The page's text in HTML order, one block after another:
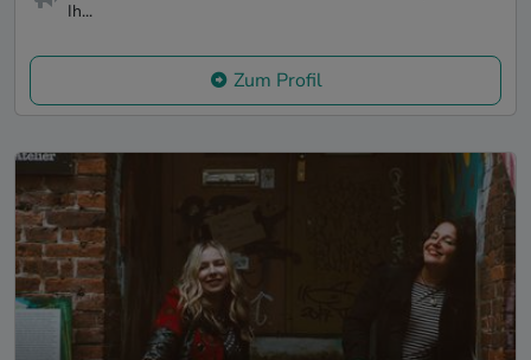
Ih...
Zum Profil